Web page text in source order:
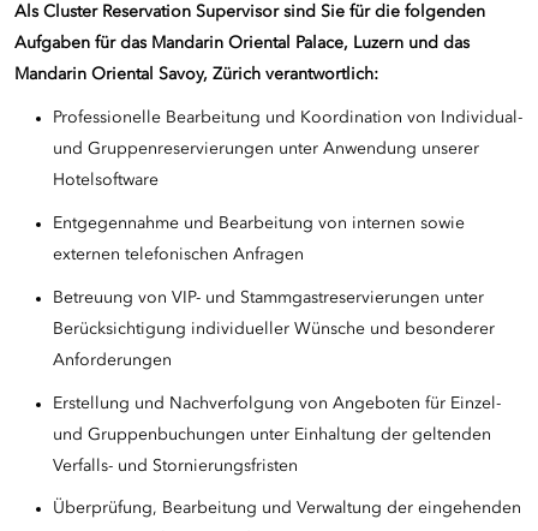
Als Cluster Reservation Supervisor sind Sie für die folgenden
Aufgaben für das Mandarin Oriental Palace, Luzern und das
Mandarin Oriental Savoy, Zürich verantwortlich:
Professionelle Bearbeitung und Koordination von Individual-
und Gruppenreservierungen unter Anwendung unserer
Hotelsoftware
Entgegennahme und Bearbeitung von internen sowie
externen telefonischen Anfragen
Betreuung von VIP- und Stammgastreservierungen unter
Berücksichtigung individueller Wünsche und besonderer
Anforderungen
Erstellung und Nachverfolgung von Angeboten für Einzel-
und Gruppenbuchungen unter Einhaltung der geltenden
Verfalls- und Stornierungsfristen
Überprüfung, Bearbeitung und Verwaltung der eingehenden